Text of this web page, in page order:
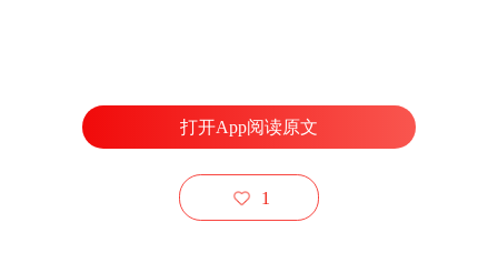
打开App阅读原文
1